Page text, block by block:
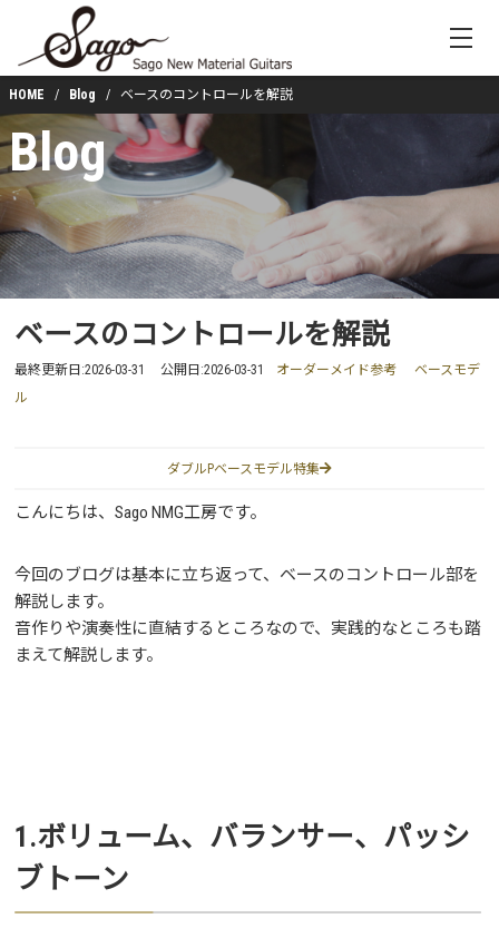
HOME Blog ベースのコントロールを解説
Blog
ベースのコントロールを解説
最終更新日:2026-03-31 公開日:2026-03-31 オーダーメイド参考
ベースモデ
ル
ダブルPベースモデル特集
こんにちは、Sago NMG工房です。
今回のブログは基本に立ち返って、ベースのコントロール部を
解説します。
音作りや演奏性に直結するところなので、実践的なところも踏
まえて解説します。
1.ボリューム、バランサー、パッシ
ブトーン